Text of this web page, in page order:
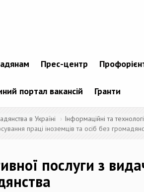
Прес-центр
портал вакансій Гранти
в Україні
Інформаційні та
праці іноземців та осіб без
послуги з